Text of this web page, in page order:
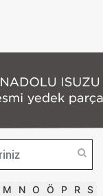
M N O Ö P R S